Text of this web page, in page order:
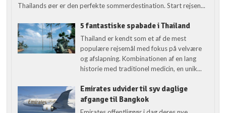
Thailands øer er den perfekte sommerdestination. Start rejsen...
5 fantastiske spabade i Thailand
Thailand er kendt som et af de mest
populære rejsemål med fokus på velvære
og afslapning. Kombinationen af en lang
historie med traditionel medicin, en unik...
Emirates udvider til syv daglige
afgange til Bangkok